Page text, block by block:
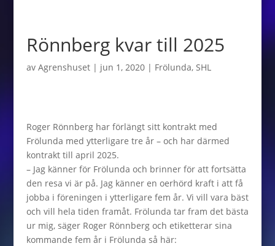
Rönnberg kvar till 2025
av Agrenshuset| jun 1, 2020| Frölunda, SHL
Roger Rönnberg har förlängt sitt kontrakt med
Frölunda med ytterligare tre år – och har därmed
kontrakt till april 2025.
– Jag känner för Frölunda och brinner för att fortsätta
den resa vi är på. Jag känner en oerhörd kraft i att få
jobba i föreningen i ytterligare fem år. Vi vill vara bäst
och vill hela tiden framåt. Frölunda tar fram det bästa
ur mig, säger Roger Rönnberg och etiketterar sina
kommande fem år i Frölunda så här: